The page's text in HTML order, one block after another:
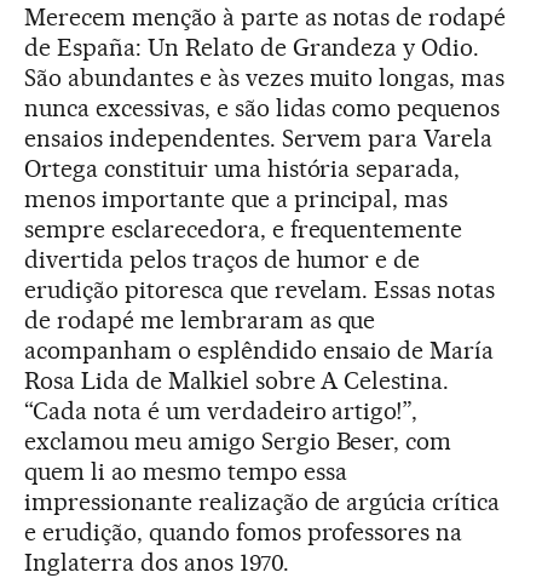
Merecem menção à parte as notas de rodapé
de España: Un Relato de Grandeza y Odio.
São abundantes e às vezes muito longas, mas
nunca excessivas, e são lidas como pequenos
ensaios independentes. Servem para Varela
Ortega constituir uma história separada,
menos importante que a principal, mas
sempre esclarecedora, e frequentemente
divertida pelos traços de humor e de
erudição pitoresca que revelam. Essas notas
de rodapé me lembraram as que
acompanham o esplêndido ensaio de María
Rosa Lida de Malkiel sobre A Celestina.
“Cada nota é um verdadeiro artigo!”,
exclamou meu amigo Sergio Beser, com
quem li ao mesmo tempo essa
impressionante realização de argúcia crítica
e erudição, quando fomos professores na
Inglaterra dos anos 1970.